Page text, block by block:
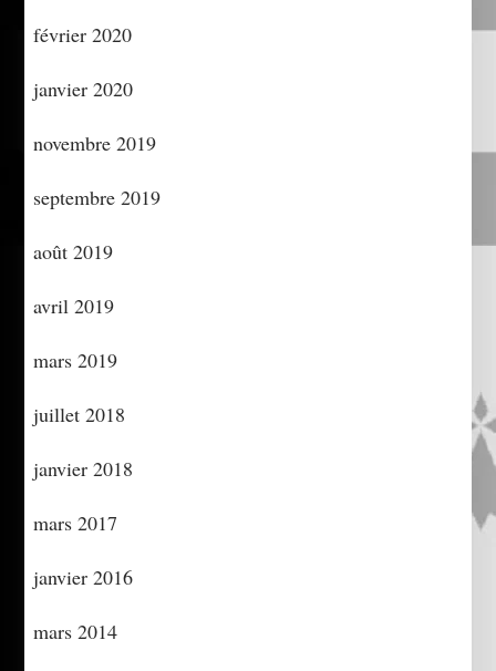
février 2020
janvier 2020
novembre 2019
septembre 2019
août 2019
avril 2019
mars 2019
juillet 2018
janvier 2018
mars 2017
janvier 2016
mars 2014